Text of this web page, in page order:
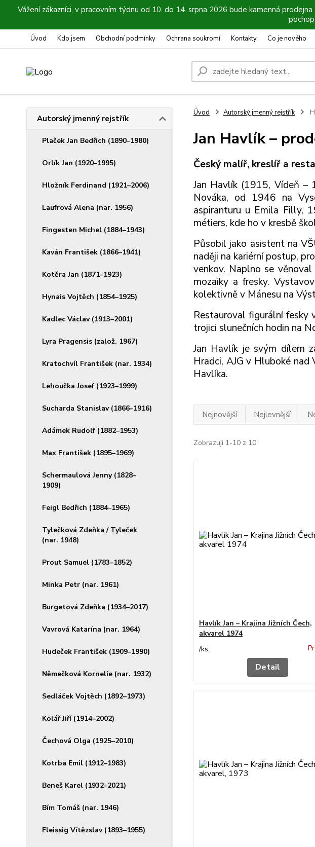
Vážení zákazníci, v pracovním týdnu od 10. do 14. srpna 2026 bude kamenná
Úvod Kdo jsem Obchodní podmínky Ochrana soukromí Kontakty Co je nového
Autorský jmenný rejstřík
Plaček Jan Bedřich (1890–1980)
Orlík Jan (1920–1995)
Hložník Ferdinand (1921–2006)
Laufrová Alena (nar. 1956)
Fingesten Michel (1884–1943)
Kaván František (1866–1941)
Kotěra Jan (1871–1923)
Hynais Vojtěch (1854–1925)
Kadlec Václav (1913–2001)
Lyra Pragensis (založ. 1967)
Kratochvíl František (nar. 1934)
Lehoučka Josef (1923–1999)
Sucharda Stanislav (1866–1916)
Adámek Rudolf (1882–1953)
Max František (1895–1969)
Schermaulová Jenny (1828–
1909)
Feigl Bedřich (1884–1965)
Tylečková Zdeňka / Tyleček
(nar. 1948)
Prout Samuel (1783–1852)
Minka Petr (nar. 1961)
Burgetová Zdeňka (1934–2017)
Vavrová Katarína (nar. 1964)
Hudeček František (1909–1990)
Němečková Kornelie (nar. 1932)
Sedláček Vojtěch (1892–1973)
Kolář Jiří (1914–2002)
Čechová Olga (1925–2010)
Kotrba Emil (1912–1983)
Beneš Karel (1932–2021)
Bím Tomáš (nar. 1946)
Fleissig Vítězslav (1893–1955)
Úvod Autorský jmenný rejstřík
Jan Havlík –
Český malíř, kreslíř a
Jan Havlík (1915, Vídeň –
Nováka, od 1946 na
aspiranturu u Emila Filly,
métiers, kde ho v kresbě
Působil jako asistent na
naději na kariérní postup,
venkov. Naplno se
mozaiky a fresky.
kolektivně v Mánesu na
Restauroval figurální fesky
trojici slunečních hodin na
Jan Havlík je svým dílem
Hradci, AJG v Hluboké nad
Havlíka.
Nejnovější Nejlevnější
Zobrazuji 1-10 z 10
Havlík Jan – Krajina Jižních Čech,
akvarel 1974
/ks
Detail